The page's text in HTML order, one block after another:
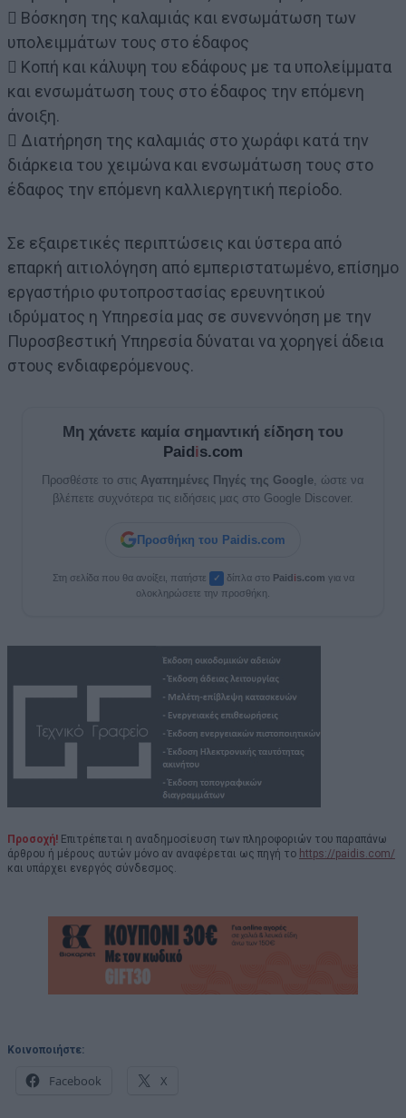
 Βόσκηση της καλαμιάς και ενσωμάτωση των
υπολειμμάτων τους στο έδαφος
 Κοπή και κάλυψη του εδάφους με τα υπολείμματα
και ενσωμάτωση τους στο έδαφος την επόμενη
άνοιξη.
 Διατήρηση της καλαμιάς στο χωράφι κατά την
διάρκεια του χειμώνα και ενσωμάτωση τους στο
έδαφος την επόμενη καλλιεργητική περίοδο.
Σε εξαιρετικές περιπτώσεις και ύστερα από
επαρκή αιτιολόγηση από εμπεριστατωμένο, επίσημο
εργαστήριο φυτοπροστασίας ερευνητικού
ιδρύματος η Υπηρεσία μας σε συνεννόηση με την
Πυροσβεστική Υπηρεσία δύναται να χορηγεί άδεια
στους ενδιαφερόμενους.
Μη χάνετε καμία σημαντική είδηση του
Paidis.com
Προσθέστε το στις Αγαπημένες Πηγές της Google , ώστε να
βλέπετε συχνότερα τις ειδήσεις μας στο Google Discover.
Προσθήκη του Paidis.com
Στη σελίδα που θα ανοίξει, πατήστε ✓ δίπλα στο Paidis.com για να
ολοκληρώσετε την προσθήκη.
Προσοχή! Επιτρέπεται η αναδημοσίευση των πληροφοριών του παραπάνω
άρθρου ή μέρους αυτών μόνο αν αναφέρεται ως πηγή το https://paidis.com/
και υπάρχει ενεργός σύνδεσμος.
Κοινοποιήστε:
Facebook X